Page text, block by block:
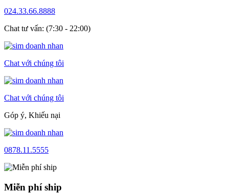
024.33.66.8888
Chat tư vấn: (7:30 - 22:00)
Chat với chúng tôi
Chat với chúng tôi
Góp ý, Khiếu nại
0878.11.5555
Miễn phí ship